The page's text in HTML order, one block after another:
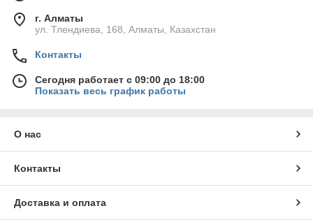
г. Алматы
ул. Тлендиева, 168, Алматы, Казахстан
Контакты
Сегодня работает с 09:00 до 18:00
Показать весь график работы
О нас
Контакты
Доставка и оплата